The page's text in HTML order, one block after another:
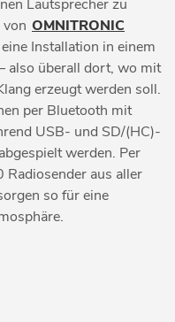
Lautsprecher zu
von OMNITRONIC
Installation in einem
also überall dort, wo mit
erzeugt werden soll.
per Bluetooth mit
USB- und SD/(HC)-
werden. Per
aus aller
so für eine